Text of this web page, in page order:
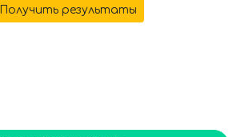
Получить результаты